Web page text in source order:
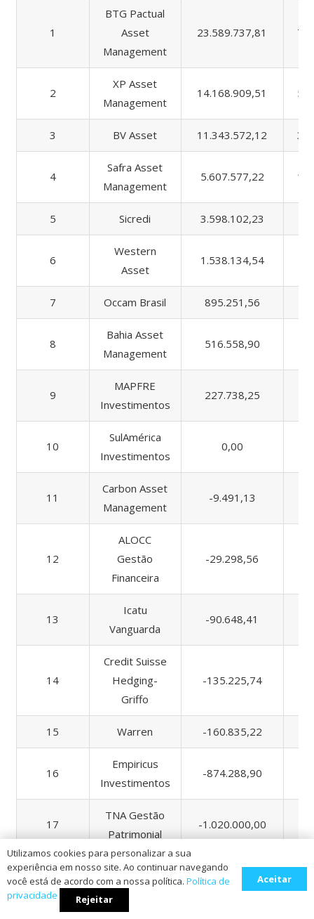
1
BTG Pactual
Asset
Management
23.589.737,81
2
XP Asset
Management
14.168.909,51
3 BV Asset 11.343.572,12
4
Safra Asset
Management
5.607.577,22
5 Sicredi 3.598.102,23
6
Western
Asset
1.538.134,54
7 Occam Brasil 895.251,56
8
Bahia Asset
Management
516.558,90
9
MAPFRE
Investimentos
227.738,25
10
SulAmérica
Investimentos
0,00
11
Carbon Asset
Management
-9.491,13
12
ALOCC
Gestão
Financeira
-29.298,56
13
Icatu
Vanguarda
-90.648,41
14
Credit Suisse
Hedging-
Griffo
-135.225,74
15 Warren -160.835,22
16
Empiricus
Investimentos
-874.288,90
17
TNA Gestão
Patrimonial
-1.020.000,00
18 Caixa DTVM -7.933.418,62
Itaú Asset
Utilizamos cookies para personalizar a sua
experiência em nosso site. Ao continuar navegando
você está de acordo com a nossa política. Política de
privacidade
Rejeitar
Aceitar